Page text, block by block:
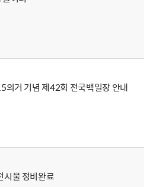
의거 기념 제42회 전국백일장 안내
물 정비완료